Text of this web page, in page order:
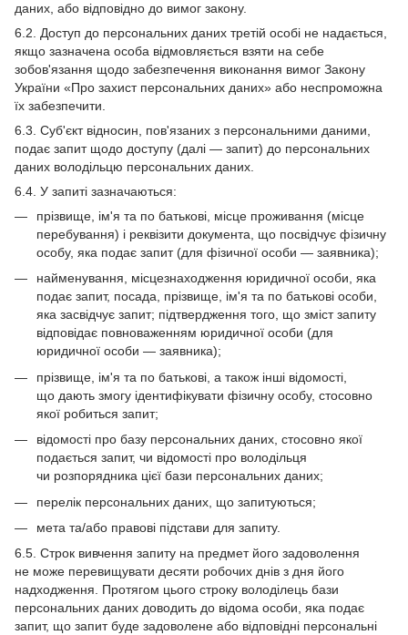
даних, або відповідно до вимог закону.
6.2. Доступ до персональних даних третій особі не надається,
якщо зазначена особа відмовляється взяти на себе
зобов'язання щодо забезпечення виконання вимог Закону
України «Про захист персональних даних» або неспроможна
їх забезпечити.
6.3. Суб'єкт відносин, пов'язаних з персональними даними,
подає запит щодо доступу (далі — запит) до персональних
даних володільцю персональних даних.
6.4. У запиті зазначаються:
прізвище, ім'я та по батькові, місце проживання (місце
перебування) і реквізити документа, що посвідчує фізичну
особу, яка подає запит (для фізичної особи — заявника);
найменування, місцезнаходження юридичної особи, яка
подає запит, посада, прізвище, ім'я та по батькові особи,
яка засвідчує запит; підтвердження того, що зміст запиту
відповідає повноваженням юридичної особи (для
юридичної особи — заявника);
прізвище, ім'я та по батькові, а також інші відомості,
що дають змогу ідентифікувати фізичну особу, стосовно
якої робиться запит;
відомості про базу персональних даних, стосовно якої
подається запит, чи відомості про володільця
чи розпорядника цієї бази персональних даних;
перелік персональних даних, що запитуються;
мета та/або правові підстави для запиту.
6.5. Строк вивчення запиту на предмет його задоволення
не може перевищувати десяти робочих днів з дня його
надходження. Протягом цього строку володілець бази
персональних даних доводить до відома особи, яка подає
запит, що запит буде задоволене або відповідні персональні